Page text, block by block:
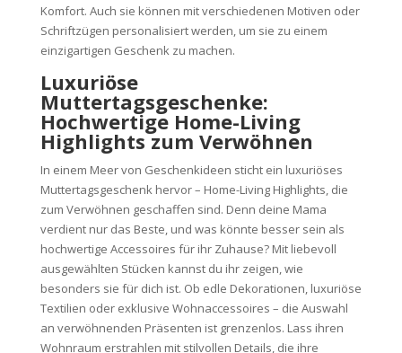
Komfort. Auch sie können mit verschiedenen Motiven oder
Schriftzügen personalisiert werden, um sie zu einem
einzigartigen Geschenk zu machen.
Luxuriöse
Muttertagsgeschenke:
Hochwertige Home-Living
Highlights zum Verwöhnen
In einem Meer von Geschenkideen sticht ein luxuriöses
Muttertagsgeschenk hervor – Home-Living Highlights, die
zum Verwöhnen geschaffen sind. Denn deine Mama
verdient nur das Beste, und was könnte besser sein als
hochwertige Accessoires für ihr Zuhause? Mit liebevoll
ausgewählten Stücken kannst du ihr zeigen, wie
besonders sie für dich ist. Ob edle Dekorationen, luxuriöse
Textilien oder exklusive Wohnaccessoires – die Auswahl
an verwöhnenden Präsenten ist grenzenlos. Lass ihren
Wohnraum erstrahlen mit stilvollen Details, die ihre